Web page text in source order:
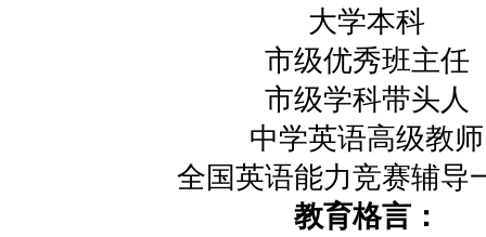
大学本科
市级优秀班主任
市级学科带头人
中学英语高级教师
全国英语能力竞赛辅导
教育格言：